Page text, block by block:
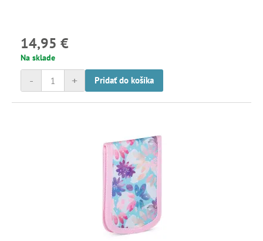
14,95 €
Na sklade
+
- Pridať do košíka